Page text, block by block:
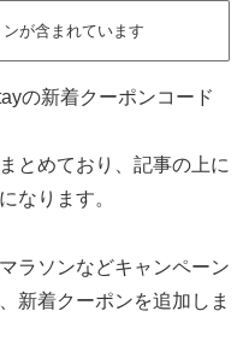
が含まれています
の新着クーポンコード
とめており、記事の上に
なります。
ラソンなどキャンペーン
新着クーポンを追加しま